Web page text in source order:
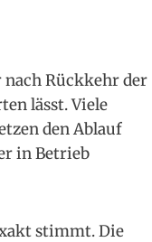
Rückkehr der
lässt. Viele
den Ablauf
in Betrieb
stimmt. Die